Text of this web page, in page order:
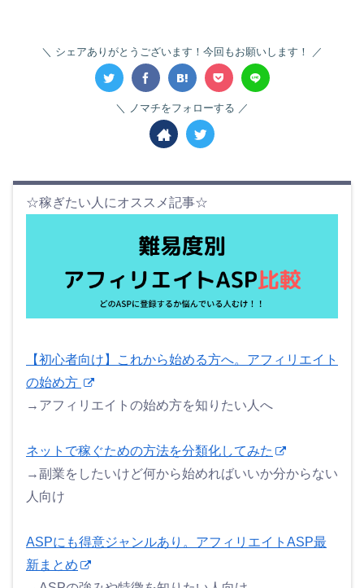
シェアありがとうございます！今回もお願いします！
ノマチをフォローする
☆稼ぎたい人にオススメ記事☆
【初心者向け】これから始める方へ。アフィリエイト
の始め方
→アフィリエイトの始め方を知りたい人へ
ネットで稼ぐための方法を分類化してみた
→副業をしたいけど何から始めればいいか分からない
人向け
ASPにも得意ジャンルあり。アフィリエイトASP最
新まとめ